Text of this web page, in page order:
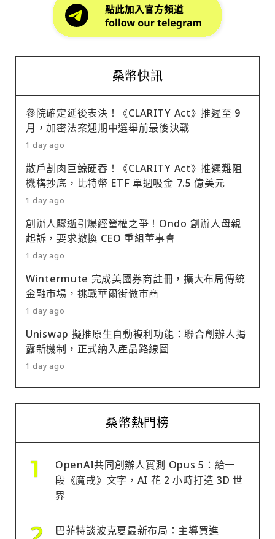
桑幣快訊
參院確定延後表決！《CLARITY Act》推遲至 9
月，加密法案迎期中選舉前最後決戰
1 day ago
散戶割肉巨鯨硬吞！《CLARITY Act》推遲難阻
機構抄底，比特幣 ETF 單週吸金 7.5 億美元
1 day ago
創辦人驟逝引爆經營權之爭！Ondo 創辦人母親
起訴，要求撤換 CEO 重組董事會
1 day ago
Wintermute 完成美國券商註冊，擴大布局傳統
金融市場，挑戰華爾街做市商
1 day ago
Uniswap 擬推原生自動複利功能：聯合創辦人揭
露新機制，正式納入產品路線圖
1 day ago
桑幣熱門榜
OpenAI共同創辦人實測 Opus 5：給一
段《魔戒》文字，AI 花 2 小時打造 3D 世
界
巴菲特談波克夏最新布局：主導買進